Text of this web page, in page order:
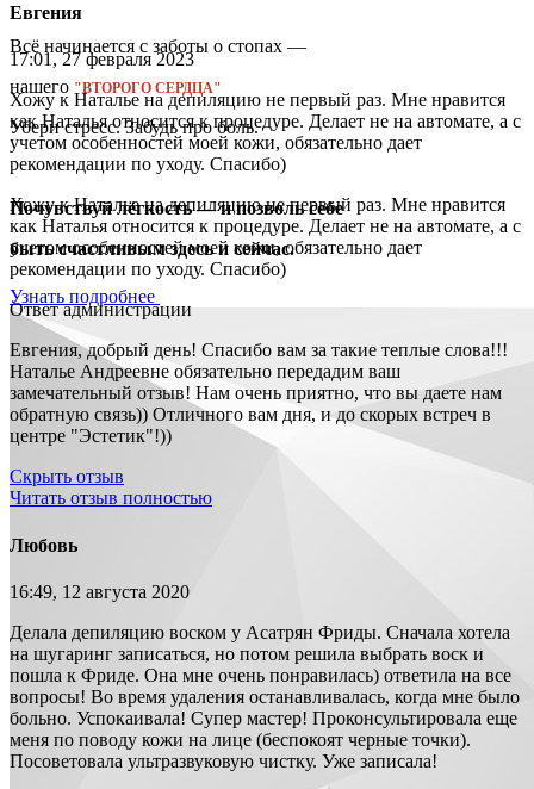
Всё начинается с заботы о стопах —
нашего "ВТОРОГО СЕРДЦА"
Убери стресс. Забудь про боль.
Почувствуй лёгкость — и позволь себе
быть счастливым здесь и сейчас.
Узнать подробнее
Евгения
17:01, 27 февраля 2023
Хожу к Наталье на депиляцию не первый раз. Мне нравится
как Наталья относится к процедуре. Делает не на автомате, а с
учетом особенностей моей кожи, обязательно дает
рекомендации по уходу. Спасибо)
Хожу к Наталье на депиляцию не первый раз. Мне нравится
как Наталья относится к процедуре. Делает не на автомате, а с
учетом особенностей моей кожи, обязательно дает
рекомендации по уходу. Спасибо)
Ответ администрации
Евгения, добрый день! Спасибо вам за такие теплые слова!!!
Наталье Андреевне обязательно передадим ваш
замечательный отзыв! Нам очень приятно, что вы даете нам
обратную связь)) Отличного вам дня, и до скорых встреч в
центре "Эстетик"!))
Скрыть отзыв
Читать отзыв полностью
Любовь
16:49, 12 августа 2020
Делала депиляцию воском у Асатрян Фриды. Сначала хотела
на шугаринг записаться, но потом решила выбрать воск и
пошла к Фриде. Она мне очень понравилась) ответила на все
вопросы! Во время удаления останавливалась, когда мне было
больно. Успокаивала! Супер мастер! Проконсультировала еще
меня по поводу кожи на лице (беспокоят черные точки).
Посоветовала ультразвуковую чистку. Уже записала!